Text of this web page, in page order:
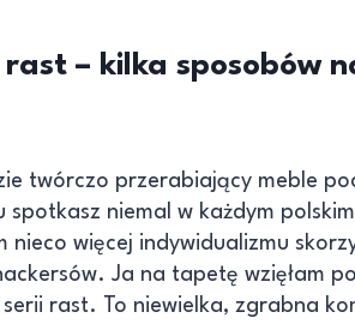
rast – kilka sposobów
twórczo przerabiający meble
spotkasz niemal w każdym
nieco więcej indywidualizmu
Ja na tapetę wzięłam
rast. To niewielka, zgrabna